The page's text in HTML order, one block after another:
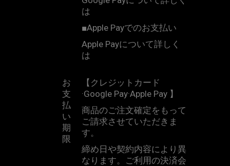
は
■Apple Payでのお支払い
Apple Payについて詳しく
は
お
支
払
い
期
限
【クレジットカード
·Google Pay·Apple Pay 】
商品のご注文確定をもって
ご請求させていただきま
す。
締め日や契約内容により異
なります。ご利用の決済会